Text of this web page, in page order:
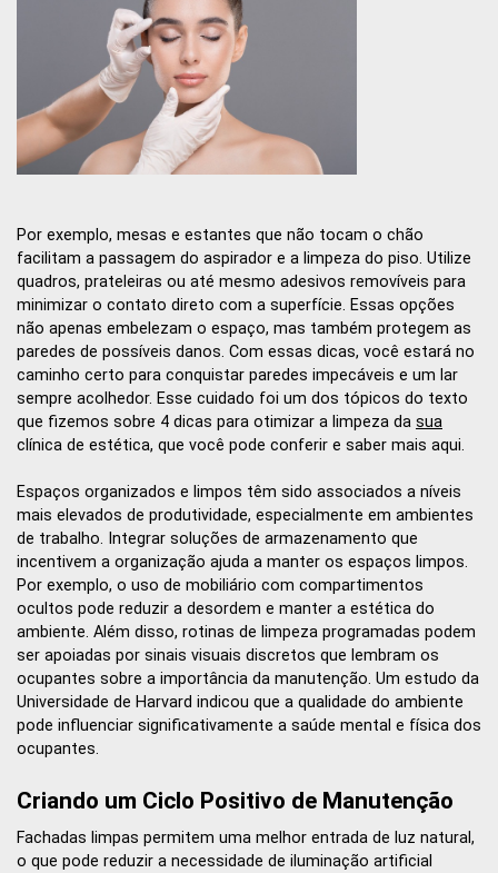
Por exemplo, mesas e estantes que não tocam o chão
facilitam a passagem do aspirador e a limpeza do piso. Utilize
quadros, prateleiras ou até mesmo adesivos removíveis para
minimizar o contato direto com a superfície. Essas opções
não apenas embelezam o espaço, mas também protegem as
paredes de possíveis danos. Com essas dicas, você estará no
caminho certo para conquistar paredes impecáveis e um lar
sempre acolhedor. Esse cuidado foi um dos tópicos do texto
que fizemos sobre 4 dicas para otimizar a limpeza da sua
clínica de estética, que você pode conferir e saber mais aqui.
Espaços organizados e limpos têm sido associados a níveis
mais elevados de produtividade, especialmente em ambientes
de trabalho. Integrar soluções de armazenamento que
incentivem a organização ajuda a manter os espaços limpos.
Por exemplo, o uso de mobiliário com compartimentos
ocultos pode reduzir a desordem e manter a estética do
ambiente. Além disso, rotinas de limpeza programadas podem
ser apoiadas por sinais visuais discretos que lembram os
ocupantes sobre a importância da manutenção. Um estudo da
Universidade de Harvard indicou que a qualidade do ambiente
pode influenciar significativamente a saúde mental e física dos
ocupantes.
Criando um Ciclo Positivo de Manutenção
Fachadas limpas permitem uma melhor entrada de luz natural,
o que pode reduzir a necessidade de iluminação artificial